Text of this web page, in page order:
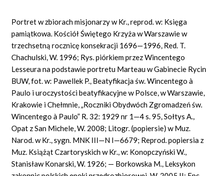
Portret w zbiorach misjonarzy w Kr., reprod. w: Księga
pamiątkowa. Kościół Świętego Krzyża w Warszawie w
trzechsetną rocznicę konsekracji 1696—1996, Red. T.
Chachulski, W. 1996; Rys. piórkiem przez Wincentego
Lesseura na podstawie portretu Marteau w Gabinecie Rycin
BUW, fot. w: Pawellek P., Beatyfikacja św. Wincentego à
Paulo i uroczystości beatyfikacyjne w Polsce, w Warszawie,
Krakowie i Chełmnie, „Roczniki Obydwóch Zgromadzeń św.
Wincentego à Paulo” R. 32: 1929 nr 1—4 s. 95, Sołtys A.,
Opat z San Michele, W. 2008; Litogr. (popiersie) w Muz.
Narod. w Kr., sygn. MNK III—N I—6679; Reprod. popiersia z
Muz. Książąt Czartoryskich w Kr., w: Konopczyński W.,
Stanisław Konarski, W. 1926; — Borkowska M., Leksykon